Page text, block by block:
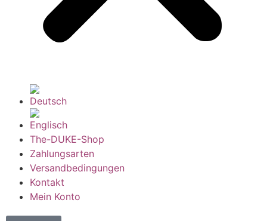
The-DUKE-Shop
Zahlungsarten
Versandbedingungen
Kontakt
Mein Konto